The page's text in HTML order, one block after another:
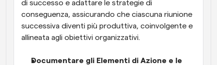
di successo e adattare le strategie di
conseguenza, assicurando che ciascuna riunione
successiva diventi più produttiva, coinvolgente e
allineata agli obiettivi organizzativi.
Documentare gli Elementi di Azione e le